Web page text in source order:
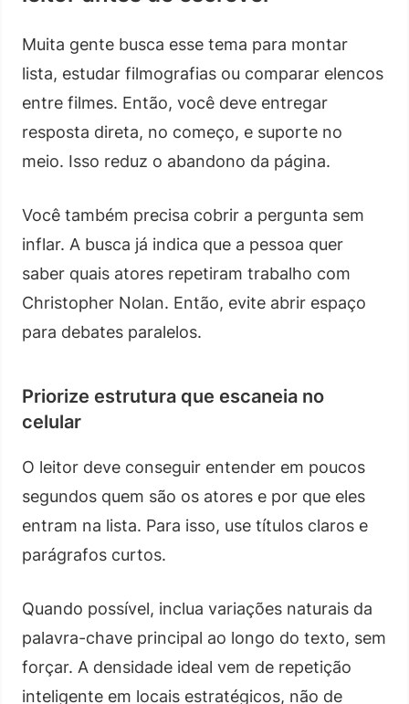
Muita gente busca esse tema para montar
lista, estudar filmografias ou comparar elencos
entre filmes. Então, você deve entregar
resposta direta, no começo, e suporte no
meio. Isso reduz o abandono da página.
Você também precisa cobrir a pergunta sem
inflar. A busca já indica que a pessoa quer
saber quais atores repetiram trabalho com
Christopher Nolan. Então, evite abrir espaço
para debates paralelos.
Priorize estrutura que escaneia no
celular
O leitor deve conseguir entender em poucos
segundos quem são os atores e por que eles
entram na lista. Para isso, use títulos claros e
parágrafos curtos.
Quando possível, inclua variações naturais da
palavra-chave principal ao longo do texto, sem
forçar. A densidade ideal vem de repetição
inteligente em locais estratégicos, não de